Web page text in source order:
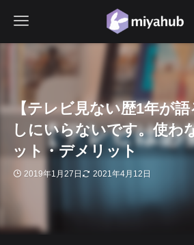
【テレビ見ない歴1年が
しにいらないです。使わ
ット・デメリット
2019年1月27日 2021年4月12日